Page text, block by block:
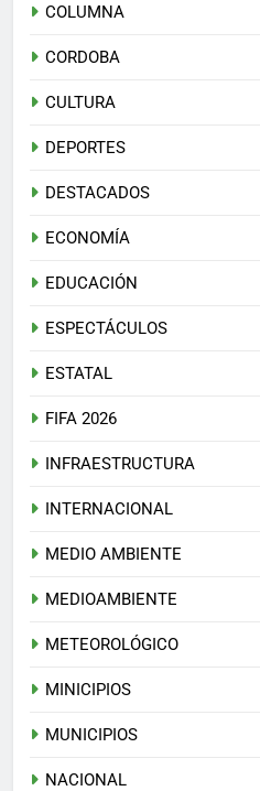
COLUMNA
CORDOBA
CULTURA
DEPORTES
DESTACADOS
ECONOMÍA
EDUCACIÓN
ESPECTÁCULOS
ESTATAL
FIFA 2026
INFRAESTRUCTURA
INTERNACIONAL
MEDIO AMBIENTE
MEDIOAMBIENTE
METEOROLÓGICO
MINICIPIOS
MUNICIPIOS
NACIONAL